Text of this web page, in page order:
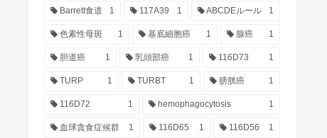
Barrett食道 1 117A39 1 ABCDEルール 1
色素性母斑 1 基底細胞癌 1 腺癌 1
胆道癌 1 乳頭部癌 1 116D73 1
TURP 1 TURBT 1 膀胱癌 1
116D72 1 hemophagocytosis 1
血球貪食症候群 1 116D65 1 116D56 1